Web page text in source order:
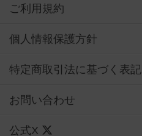
ご利用規約
個人情報保護方針
特定商取引法に基づく表記
お問い合わせ
公式X